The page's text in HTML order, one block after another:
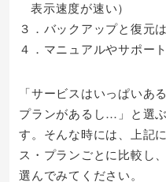
表示速度が速い）
３．バックアップと復元
４．マニュアルやサポー
「サービスはいっぱいあ
プランがあるし…」と選
す。そんな時には、上記
ス・プランごとに比較し
選んでみてください。